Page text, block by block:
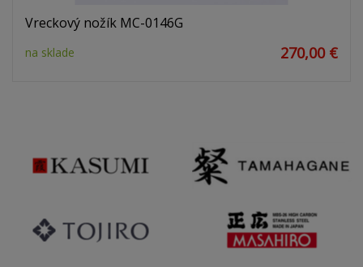
Vreckový nožík MC-0146G
na sklade 270,00 €